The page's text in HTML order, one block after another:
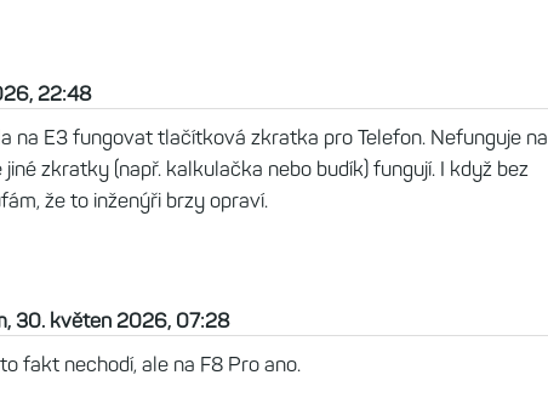
22:48
na E3 fungovat tlačítková zkratka pro Telefon. Nefunguje na
zkratky (např. kalkulačka nebo budík) fungují. I když bez
že to inženýři brzy opraví.
30. květen 2026, 07:28
fakt nechodí, ale na F8 Pro ano.